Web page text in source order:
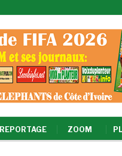
REPORTAGE ZOOM